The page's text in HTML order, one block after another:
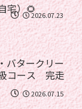
宅）🌻2026.07.23
タークリー
コース 完走
2026.07.15